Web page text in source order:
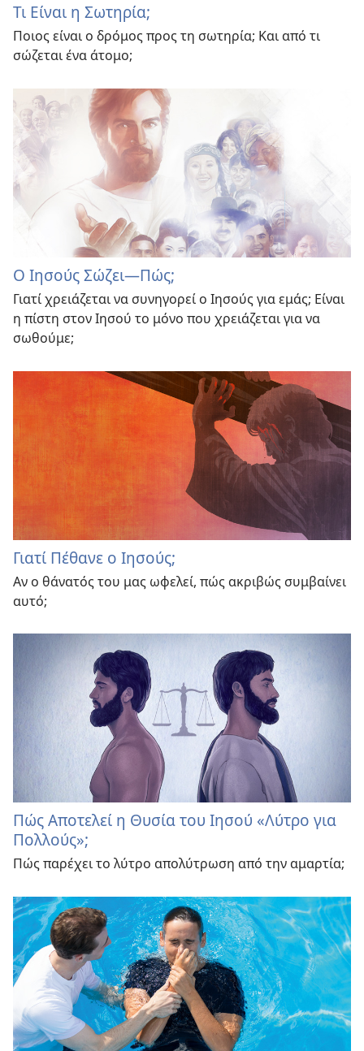
Τι Είναι η Σωτηρία;
Ποιος είναι ο δρόμος προς τη σωτηρία; Και από τι
σώζεται ένα άτομο;
Ο Ιησούς Σώζει—Πώς;
Γιατί χρειάζεται να συνηγορεί ο Ιησούς για εμάς; Είναι
η πίστη στον Ιησού το μόνο που χρειάζεται για να
σωθούμε;
Γιατί Πέθανε ο Ιησούς;
Αν ο θάνατός του μας ωφελεί, πώς ακριβώς συμβαίνει
αυτό;
Πώς Αποτελεί η Θυσία του Ιησού «Λύτρο για
Πολλούς»;
Πώς παρέχει το λύτρο απολύτρωση από την αμαρτία;